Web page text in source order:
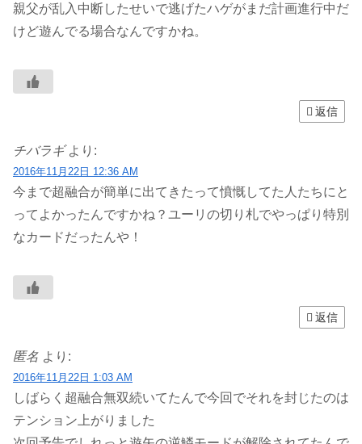
親父が乱入中断したせいで逃げたハゲがまだ計画進行中だ
けど遊んでる場合なんですかね。
返信
チバラギ より:
2016年11月22日 12:36 AM
今まで超融合が簡単に出てきたって憤慨してた人たちにと
ってよかったんですかね？ユーリの切り札でやっぱり特別
なカードだったんや！
返信
匿名 より:
2016年11月22日 1:03 AM
しばらく超融合無双続いてたんで今回でそれを封じたのは
テンション上がりました